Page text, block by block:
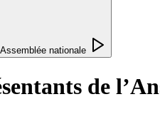
Assemblée nationale
de